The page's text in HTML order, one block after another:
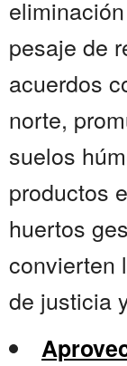
pesaje de
acuerdos
norte,
suelos
productos
huertos
convierten
de justicia